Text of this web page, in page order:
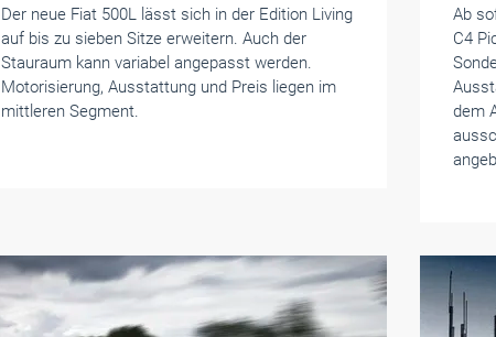
Der neue Fiat 500L lässt sich in der Edition Living
auf bis zu sieben Sitze erweitern. Auch der
Stauraum kann variabel angepasst werden.
Motorisierung, Ausstattung und Preis liegen im
mittleren Segment.
Ab
C4
dem